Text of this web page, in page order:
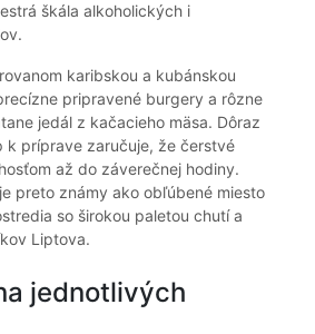
škála alkoholických i
karibskou a kubánskou
pripravené burgery a rôzne
jedál z kačacieho mäsa. Dôraz
k príprave zaručuje, že čerstvé
až do záverečnej hodiny.
je preto známy ako obľúbené miesto
so širokou paletou chutí a
Liptova.
jednotlivých